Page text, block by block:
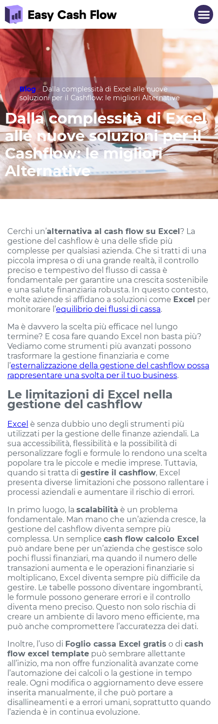
Blog - Dalla complessità di Excel alle nuove
soluzioni per il Cashflow: le migliori Alternative
Dalla complessità di Excel
alle nuove soluzioni per il
Cashflow: le migliori
Alternative
Cerchi un’alternativa al cash flow su Excel? La
gestione del cashflow è una delle sfide più
complesse per qualsiasi azienda. Che si tratti di una
piccola impresa o di una grande realtà, il controllo
preciso e tempestivo del flusso di cassa è
fondamentale per garantire una crescita sostenibile
e una salute finanziaria robusta. In questo contesto,
molte aziende si affidano a soluzioni come Excel per
monitorare l’equilibrio dei flussi di cassa.
Ma è davvero la scelta più efficace nel lungo
termine? E cosa fare quando Excel non basta più?
Vediamo come strumenti più avanzati possono
trasformare la gestione finanziaria e come
l’esternalizzazione della gestione del cashflow possa
rappresentare una svolta per il tuo business.
Le limitazioni di Excel nella
gestione del cashflow
Excel è senza dubbio uno degli strumenti più
utilizzati per la gestione delle finanze aziendali. La
sua accessibilità, flessibilità e la possibilità di
personalizzare fogli e formule lo rendono una scelta
popolare tra le piccole e medie imprese. Tuttavia,
quando si tratta di gestire il cashflow, Excel
presenta diverse limitazioni che possono rallentare i
processi aziendali e aumentare il rischio di errori.
In primo luogo, la scalabilità è un problema
fondamentale. Man mano che un’azienda cresce, la
gestione del cashflow diventa sempre più
complessa. Un semplice cash flow calcolo Excel
può andare bene per un’azienda che gestisce solo
pochi flussi finanziari, ma quando il numero delle
transazioni aumenta e le operazioni finanziarie si
moltiplicano, Excel diventa sempre più difficile da
gestire. Le tabelle possono diventare ingombranti,
le formule possono generare errori e il controllo
diventa meno preciso. Questo non solo rischia di
creare un ambiente di lavoro meno efficiente, ma
può anche compromettere l’accuratezza dei dati.
Inoltre, l’uso di Foglio cassa Excel gratis o di cash
flow excel template può sembrare allettante
all’inizio, ma non offre funzionalità avanzate come
l’automazione dei calcoli o la gestione in tempo
reale. Ogni modifica o aggiornamento deve essere
inserita manualmente, il che può portare a
disallineamenti e a errori umani, soprattutto quando
l’azienda è in continua evoluzione.